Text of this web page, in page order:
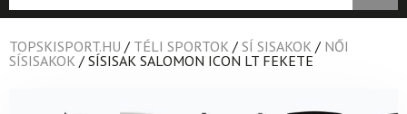
TOPSKISPORT.HU / TÉLI SPORTOK / SÍ SISAKOK / NŐI
SÍSISAKOK / SÍSISAK SALOMON ICON LT FEKETE